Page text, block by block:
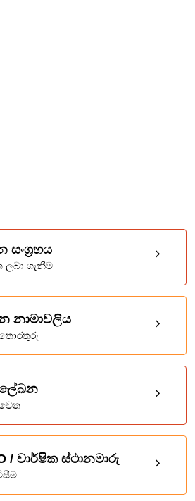
ලබා ගැනීම
නාමාවලිය
ලේඛන
/ වාර්ෂික ස්ථානමාරු